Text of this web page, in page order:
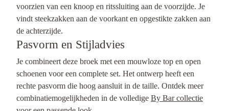
voorzien van een knoop en ritssluiting aan de voorzijde. Je
vindt steekzakken aan de voorkant en opgestikte zakken aan
de achterzijde.
Pasvorm en Stijladvies
Je combineert deze broek met een mouwloze top en open
schoenen voor een complete set. Het ontwerp heeft een
rechte pasvorm die hoog aansluit in de taille. Ontdek meer
combinatiemogelijkheden in de volledige By Bar collectie